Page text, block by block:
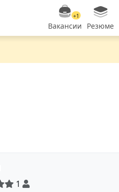
+1
Вакансии Резюме
1